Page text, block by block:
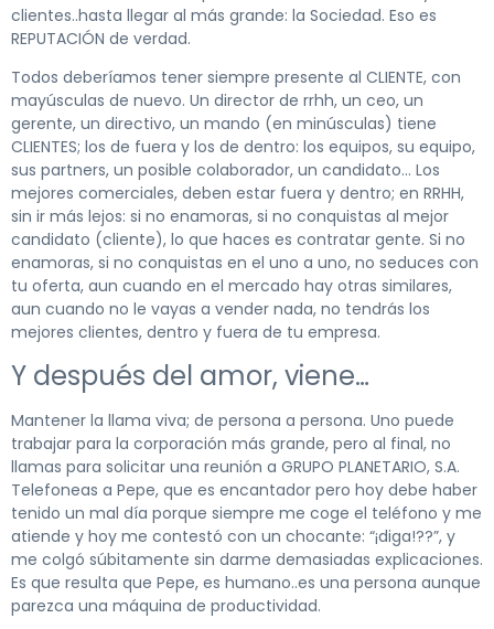
clientes..hasta llegar al más grande: la Sociedad. Eso es
REPUTACIÓN de verdad.
Todos deberíamos tener siempre presente al CLIENTE, con
mayúsculas de nuevo. Un director de rrhh, un ceo, un
gerente, un directivo, un mando (en minúsculas) tiene
CLIENTES; los de fuera y los de dentro: los equipos, su equipo,
sus partners, un posible colaborador, un candidato… Los
mejores comerciales, deben estar fuera y dentro; en RRHH,
sin ir más lejos: si no enamoras, si no conquistas al mejor
candidato (cliente), lo que haces es contratar gente. Si no
enamoras, si no conquistas en el uno a uno, no seduces con
tu oferta, aun cuando en el mercado hay otras similares,
aun cuando no le vayas a vender nada, no tendrás los
mejores clientes, dentro y fuera de tu empresa.
Y después del amor, viene…
Mantener la llama viva; de persona a persona. Uno puede
trabajar para la corporación más grande, pero al final, no
llamas para solicitar una reunión a GRUPO PLANETARIO, S.A.
Telefoneas a Pepe, que es encantador pero hoy debe haber
tenido un mal día porque siempre me coge el teléfono y me
atiende y hoy me contestó con un chocante: “¡diga!??”, y
me colgó súbitamente sin darme demasiadas explicaciones.
Es que resulta que Pepe, es humano..es una persona aunque
parezca una máquina de productividad.